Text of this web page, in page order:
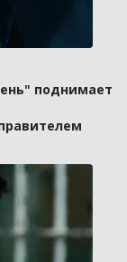
поднимает